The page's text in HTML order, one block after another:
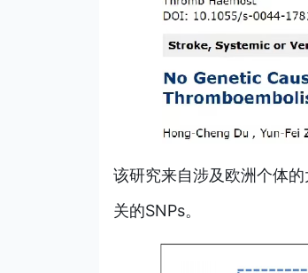
该研究来自涉及欧洲个体
关的SNPs。